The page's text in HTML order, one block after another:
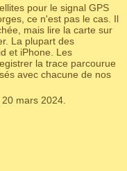
pour le signal GPS
ce n'est pas le cas. Il
mais lire la carte sur
La plupart des
et iPhone. Les
la trace parcourue
avec chacune de nos
mars 2024.